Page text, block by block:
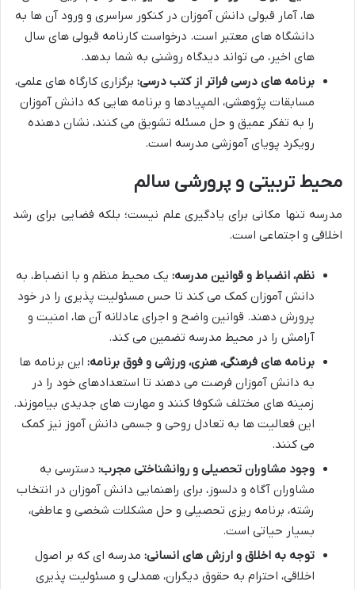
ها، آمار قبولی دانش آموزان در کنکور سراسری و ورود آن ها به
دانشگاه های معتبر است. درخواست کارنامه قبولی های سال
های اخیر، می تواند دیدگاه روشنی به شما بدهد.
برنامه های درسی فراتر از کتب درسی: برگزاری کارگاه های علمی،
مسابقات پژوهشی، المپیادها و برنامه هایی که دانش آموزان
را به تفکر عمیق و حل مسئله تشویق می کنند، نشان دهنده
رویکرد پویای آموزشی مدرسه است.
محیط تربیتی و پرورشی سالم
مدرسه تنها مکانی برای یادگیری علم نیست؛ بلکه فضایی برای رشد
اخلاقی و اجتماعی است.
نظم، انضباط و قوانین مدرسه: یک محیط منظم و با انضباط، به
دانش آموزان کمک می کند تا حس مسئولیت پذیری را در خود
پرورش دهند. قوانین واضح و اجرای عادلانه آن ها، امنیت و
آرامش را در محیط مدرسه تضمین می کند.
برنامه های فرهنگی، هنری، ورزشی و فوق برنامه: این برنامه ها
به دانش آموزان فرصت می دهند تا استعدادهای خود را در
زمینه های مختلف شکوفا کنند و مهارت های جدیدی بیاموزند.
این فعالیت ها به تعادل روحی و جسمی دانش آموز نیز کمک
می کنند.
وجود مشاوران تحصیلی و روانشناختی مجرب: دسترسی به
مشاوران آگاه و دلسوز، برای راهنمایی دانش آموزان در انتخاب
رشته، برنامه ریزی تحصیلی و حل مشکلات شخصی و عاطفی،
بسیار حیاتی است.
توجه به اخلاق و ارزش های انسانی: مدرسه ای که بر اصول
اخلاقی، احترام به حقوق دیگران، همدلی و مسئولیت پذیری